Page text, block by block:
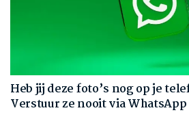
Heb jij deze foto’s nog op je
Verstuur ze nooit via WhatsApp